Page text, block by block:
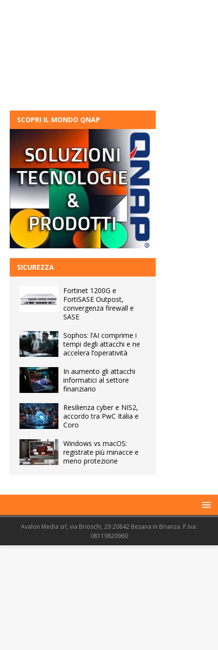
SCOPRI IL MONDO QNAP
SICUREZZA
Fortinet 1200G e
FortiSASE Outpost,
convergenza firewall e
SASE
Sophos: l’AI comprime i
tempi degli attacchi e ne
accelera l’operatività
In aumento gli attacchi
informatici al settore
finanziario
Resilienza cyber e NIS2,
accordo tra PwC Italia e
Coro
Windows vs macOS:
registrate più minacce e
meno protezione
Avalon Media srl, via Brioschi, 29 20842 Besana in Brianza. P.Iva:
08119820960